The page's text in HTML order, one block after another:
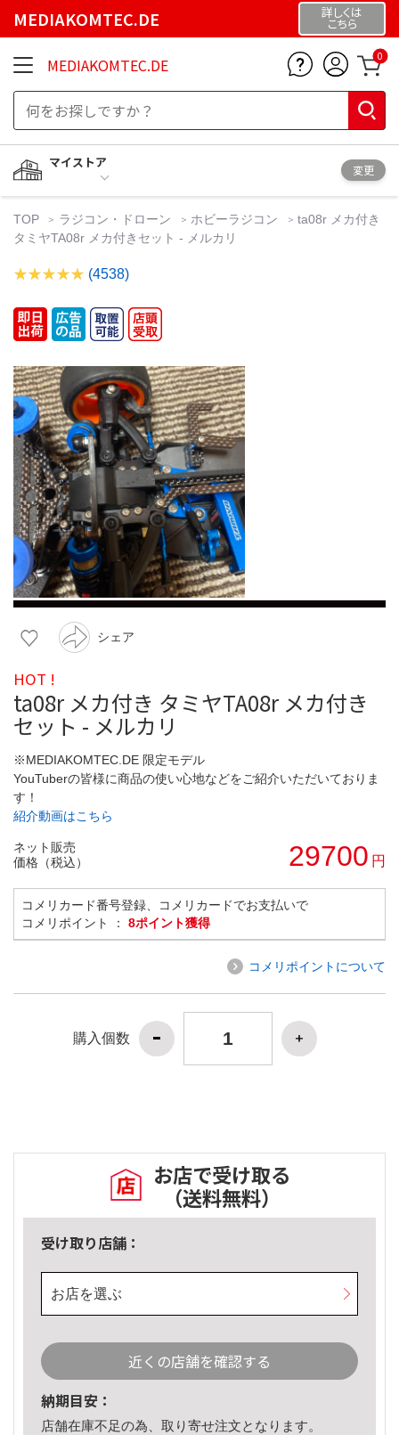
MEDIAKOMTEC.DE 詳しくは
こちら
MEDIAKOMTEC.DE 0
マイストア
変更
TOP ラジコン・ドローン ホビーラジコン
ta08r メカ付き
タミヤTA08r メカ付きセット - メルカリ
(4538)
シェア
HOT !
ta08r メカ付き タミヤTA08r メカ付き
セット - メルカリ
※MEDIAKOMTEC.DE 限定モデル
YouTuberの皆様に商品の使い心地などをご紹介いただいておりま
す！
紹介動画はこちら
ネット販売
価格（税込）
29700 円
コメリカード番号登録、コメリカードでお支払いで
コメリポイント ： 8ポイント獲得
コメリポイントについて
購入個数
お店で受け取る
（送料無料）
受け取り店舗：
お店を選ぶ
近くの店舗を確認する
納期目安：
店舗在庫不足の為、取り寄せ注文となります。